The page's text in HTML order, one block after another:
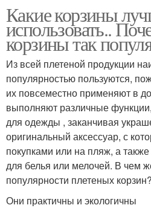
Какие корзины
использовать..
корзины так
Из всей плетеной продукции
популярностью пользуются,
их повсеместно применяют в
выполняют различные
для одежды , заканчивая
оригинальный аксессуар, с
покупками или на пляж, а
для белья или мелочей. В чем
популярности плетеных корзин?
Они практичны и экологичны